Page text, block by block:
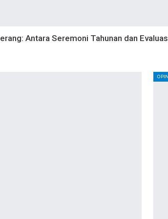
Antara Seremoni Tahunan dan